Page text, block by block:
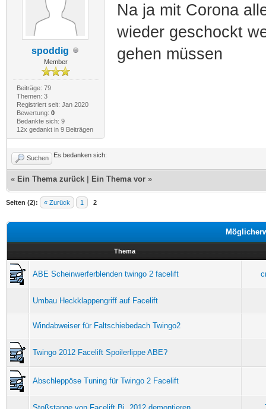
spoddig
Member
Beiträge: 79
Themen: 3
Registriert seit: Jan 2020
Bewertung: 0
Bedankte sich: 9
12x gedankt in 9 Beiträgen
Na ja mit Corona
wieder geschockt
gehen müssen
Suchen Es bedanken sich:
« Ein Thema zurück Ein Thema vor »
Seiten (2): « Zurück 1 2
Thema
ABE Scheinwerferblenden twingo 2 facelift
Umbau Heckklappengriff auf Facelift
Windabweiser für Faltschiebedach Twingo2
Twingo 2012 Facelift Spoilerlippe ABE?
Abschleppöse Tuning für Twingo 2 Facelift